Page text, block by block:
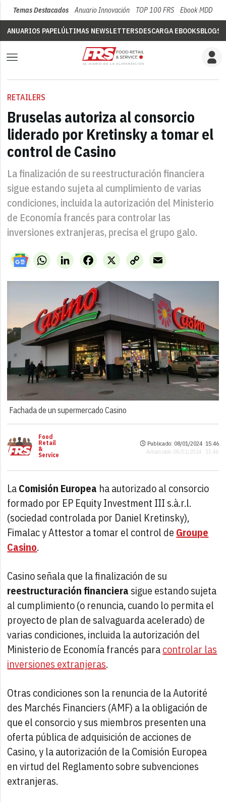
Temas Destacados Anuario Innovación TOP 100 FRS Ebook MDD
ANUARIOS PAPELÚLTIMAS NEWSLETTERSDESCARGA EBOOKSBLOGS
RETAILERS
Bruselas autoriza al consorcio
liderado por Kretinsky a tomar el
control de Casino
La finalización de su reestructuración financiera
sigue estando sujeta al cumplimiento de varias
condiciones, incluida la autorización del Ministerio
de Economía francés para controlar las
inversiones extranjeras, precisa el grupo galo.
WhatsAppLinkedIn X
Facebook
Copy
Link
Email
Fachada de un supermercado Casino
Food
Retail
&
Service
Publicado: 08/01/2024 ·15:46
Actualizado: 08/01/2024 · 15:46
LaComisión Europea ha autorizado al consorcio
formado por EP Equity Investment III s.à.r.l.
(sociedad controlada por Daniel Kretinsky),
Fimalac y Attestor a tomar el control de Groupe
Casino.
Casino señala que la finalización de su
reestructuración financiera sigue estando sujeta
al cumplimiento (o renuncia, cuando lo permita el
proyecto de plan de salvaguarda acelerado) de
varias condiciones, incluida la autorización del
Ministerio de Economía francés paracontrolar las
inversiones extranjeras.
Otras condiciones son la renuncia de la Autorité
des Marchés Financiers (AMF) a la obligación de
que el consorcio y sus miembros presenten una
oferta pública de adquisición de acciones de
Casino, y la autorización de la Comisión Europea
en virtud del Reglamento sobre subvenciones
extranjeras.